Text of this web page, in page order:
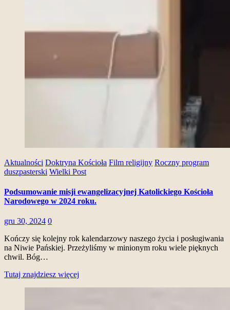
Aktualności Doktryna Kościoła Film religijny Roczny program
duszpasterski Wielki Post
Podsumowanie misji ewangelizacyjnej Katolickiego Kościoła
Narodowego w 2024 roku.
gru 30, 2024 0
Kończy się kolejny rok kalendarzowy naszego życia i posługiwania
na Niwie Pańskiej. Przeżyliśmy w minionym roku wiele pięknych
chwil. Bóg…
Tutaj znajdziesz więcej